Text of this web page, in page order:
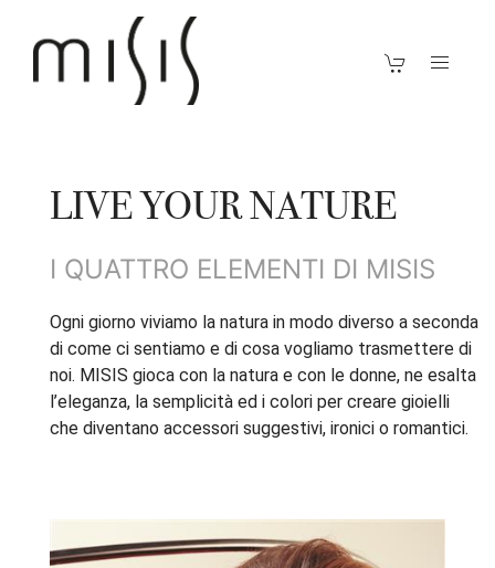
LIVE YOUR NATURE
I QUATTRO ELEMENTI DI MISIS
Ogni giorno viviamo la natura in modo diverso a seconda
di come ci sentiamo e di cosa vogliamo trasmettere di
noi. MISIS gioca con la natura e con le donne, ne esalta
l’eleganza, la semplicità ed i colori per creare gioielli
che diventano accessori suggestivi, ironici o romantici.